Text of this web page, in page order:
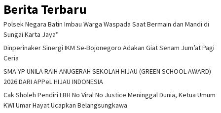
Berita Terbaru
Polsek Negara Batin Imbau Warga Waspada Saat Bermain dan Mandi di
Sungai Karta Jaya*
Dinperinaker Sinergi IKM Se-Bojonegoro Adakan Giat Senam Jum’at Pagi
Ceria
SMA YP UNILA RAIH ANUGERAH SEKOLAH HIJAU (GREEN SCHOOL AWARD)
2026 DARI APPeL HIJAU INDONESIA
Cak Sholeh Pendiri LBH No Viral No Justice Meninggal Dunia, Ketua Umum
KWI Umar Hayat Ucapkan Belangsungkawa